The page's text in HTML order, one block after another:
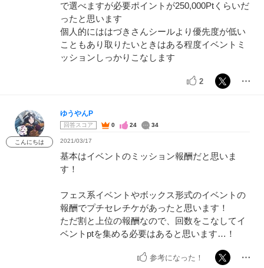
で選べますが必要ポイントが250,000Ptくらいだ
ったと思います
個人的にははづきさんシールより優先度が低い
こともあり取りたいときはある程度イベントミ
ッションしっかりこなします
2
こんにちは
ゆうやんP
回答スコア 0 24 34
2021/03/17
基本はイベントのミッション報酬だと思いま
す！
フェス系イベントやボックス形式のイベントの
報酬でプチセレチケがあったと思います！
ただ割と上位の報酬なので、回数をこなしてイ
ベントptを集める必要はあると思います…！
参考になった！